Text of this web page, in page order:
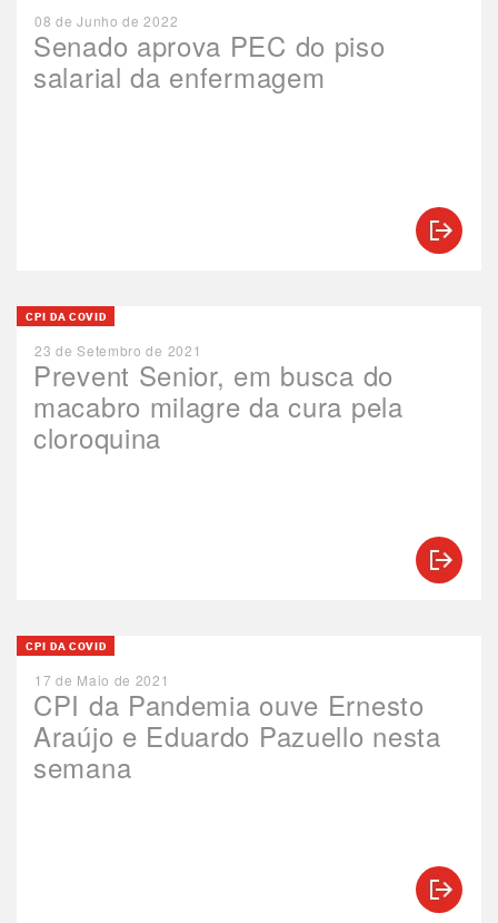
Senado aprova PEC do piso
salarial da enfermagem
08 de Junho de 2022
Prevent Senior, em busca do
macabro milagre da cura pela
cloroquina
CPI DA COVID
23 de Setembro de 2021
CPI da Pandemia ouve Ernesto
Araújo e Eduardo Pazuello nesta
semana
CPI DA COVID
17 de Maio de 2021